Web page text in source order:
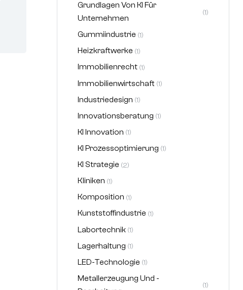
Grundlagen Von KI Für
Unternehmen
(1)
Gummiindustrie (1)
Heizkraftwerke (1)
Immobilienrecht (1)
Immobilienwirtschaft (1)
Industriedesign (1)
Innovationsberatung (1)
KI Innovation (1)
KI Prozessoptimierung (1)
KI Strategie (2)
Kliniken (1)
Komposition (1)
Kunststoffindustrie (1)
Labortechnik (1)
Lagerhaltung (1)
LED-Technologie (1)
Metallerzeugung Und -
(1)